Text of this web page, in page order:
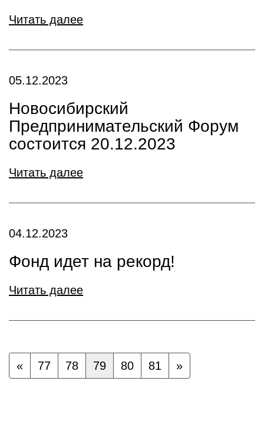
Читать далее
05.12.2023
Новосибирский
Предпринимательский Форум
состоится 20.12.2023
Читать далее
04.12.2023
Фонд идет на рекорд!
Читать далее
« 77 78 79 80 81 »